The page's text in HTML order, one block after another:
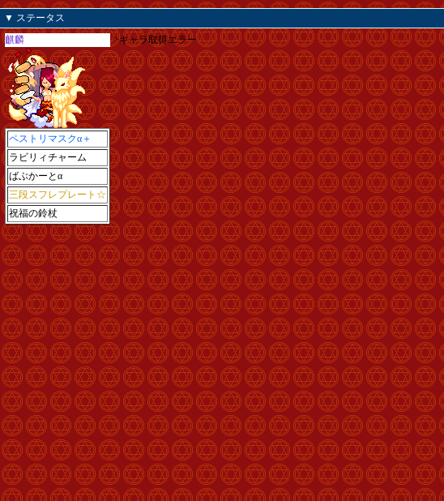
▼ ステータス
麒麟
ペストリマスクα＋
ラビリィチャーム
ばぶかーとα
三段スフレプレート☆
祝福の鈴杖
>キャラ取得エラー